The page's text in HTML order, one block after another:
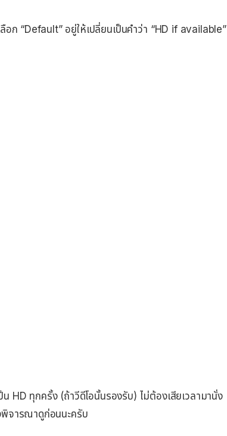
ก “Default” อยู่ให้เปลี่ยนเป็นคำว่า “HD if available”
HD ทุกครั้ง (ถ้าวีดีโอนั้นรองรับ) ไม่ต้องเสียเวลามานั่ง
พิจารณาดูก่อนนะครับ